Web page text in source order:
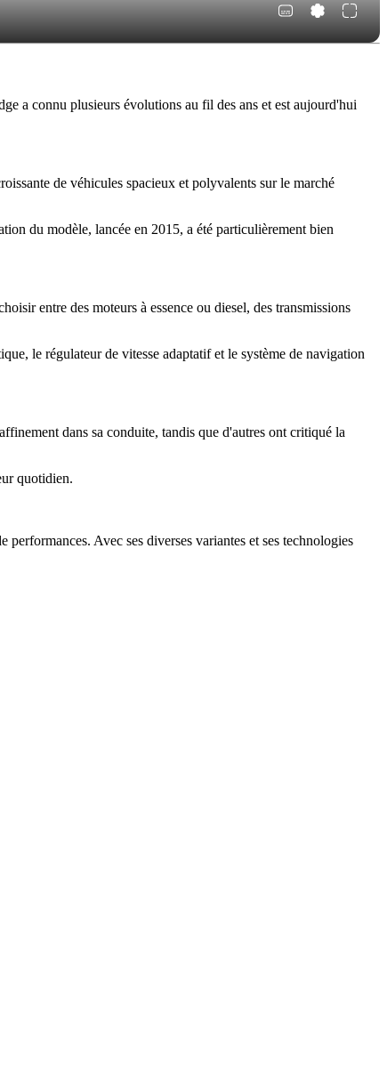
a connu plusieurs évolutions au fil des ans et est aujourd'hui
de véhicules spacieux et polyvalents sur le marché
du modèle, lancée en 2015, a été particulièrement bien
entre des moteurs à essence ou diesel, des transmissions
le régulateur de vitesse adaptatif et le système de navigation
dans sa conduite, tandis que d'autres ont critiqué la
quotidien.
Avec ses diverses variantes et ses technologies